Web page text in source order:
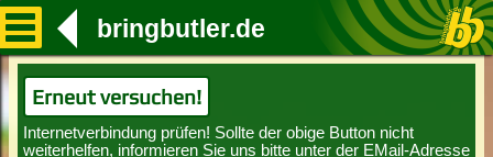
bringbutler.de
Erneut versuchen!